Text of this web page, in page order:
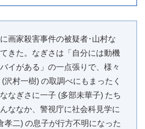
画家殺害事件の被疑者･山村な
きた。なぎさは「自分には動機
イがある」の一点張りで、様々
沢村一樹) の取調べにもまったく
なぎさに一子 (多部未華子) たち
ななか、警視庁に社会科見学に
孝二) の息子が行方不明になった